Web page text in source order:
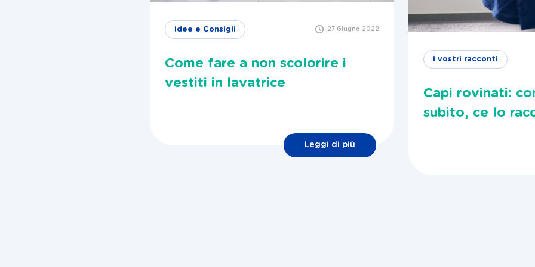
Idee e Consigli 27 Giugno 2022
Come fare a non scolorire i
vestiti in lavatrice
Leggi di più
I vostri racconti
Capi rovinati:
subito, ce lo